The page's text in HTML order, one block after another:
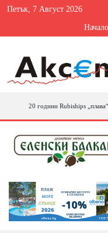
Петък, 7 Август 2026
Начало
20 години Rubiships